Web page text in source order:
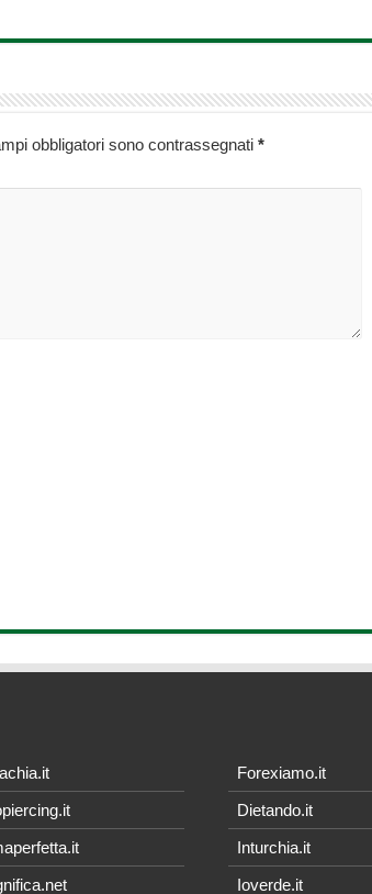
obbligatori sono contrassegnati *
Forexiamo.it
Dietando.it
Inturchia.it
Ioverde.it